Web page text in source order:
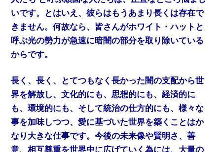
いです。とはいえ、彼らはもうあまり長くは存在で
きません。何故なら、皆さんがホワイト・ハットと
呼ぶ光の勢力が急速に暗闇の部分を取り除いている
からです。
長く、長く、とてつもなく長かった闇の支配から世
界を解放し、文化的にも、思想的にも、経済的に
も、環境的にも、そして統治の仕方的にも、様々な
事を加味しつつ、愛に基づいた世界を築くことはか
なり大きな仕事です。今後の未来像や賢明さ、善
意、相互尊重を世界中に広げていく為には、大量の